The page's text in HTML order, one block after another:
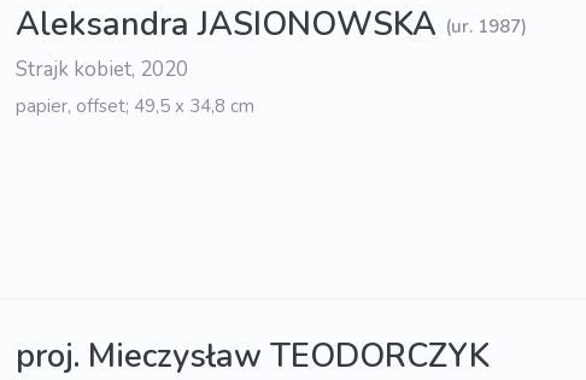
Aleksandra JASIONOWSKA (ur. 1987)
Strajk kobiet, 2020
papier, offset; 49,5 x 34,8 cm
proj. Mieczysław TEODORCZYK